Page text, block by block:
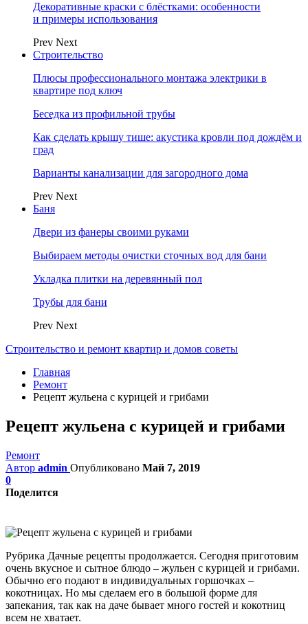
Декоративные краски с блёстками: особенности
и примеры использования
Prev Next
Строительство
Плюсы профессионального монтажа электрики в
квартире под ключ
Беседка из профильной трубы
Как сделать крышу тише: акустика кровли под дождём и
град
Варианты канализации для загородного дома
Prev Next
Баня
Двери из фанеры своими руками
Выбираем методы очистки сточных вод для бани
Укладка плитки на деревянный пол
Трубы для бани
Prev Next
Строительство и ремонт квартир и домов советы
Главная
Ремонт
Рецепт жульена с курицей и грибами
Рецепт жульена с курицей и грибами
Ремонт
Автор admin Опубликовано Май 7, 2019
0
Поделится
Рубрика Дачные рецепты продолжается. Сегодня приготовим
очень вкусное и сытное блюдо – жульен с курицей и грибами.
Обычно его подают в индивидуальных горшочках –
кокотницах. Но мы сделаем его в большой форме для
запекания, так как на даче бывает много гостей и кокотниц
всем не хватает.